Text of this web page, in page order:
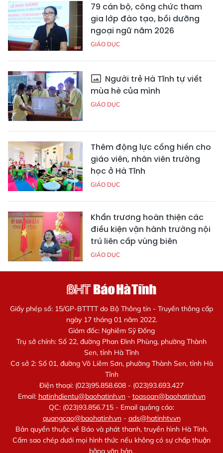
79 cán bộ, công chức tham
gia lớp đào tạo, bồi dưỡng
ngoại ngữ năm 2026
GIÁO DỤC
Người trẻ Hà Tĩnh tự viết
mùa hè của mình
GIÁO DỤC
Thêm động lực cống hiến cho
giáo viên, nhân viên trường
học ở Hà Tĩnh
GIÁO DỤC
Khẩn trương hoàn thiện các
điều kiện vận hành trường nội
trú liên cấp vùng biên
GIÁO DỤC
Giấy phép số: 15/GP-BTTTT do Bộ Thông tin - Truyền thông cấp
ngày 17 tháng 01 năm 2022.
Giám đốc: Nghiêm Sỹ Đống
Trụ sở chính: Số 22, đường Phan Đình Phùng, phường Thành
Sen, tỉnh Hà Tĩnh
Cơ sở 2: Số 01, đường Võ Liêm Sơn, phường Thành Sen, tỉnh Hà
Tĩnh
Điện thoại: (023)95.858.608 - (023)93.693.427
Email: hatinhdientu@baohatinh.vn- toasoan@baohatinh.vn
QC: (023)93.856.715 - Email quảng cáo:
quangcao@baohatinh.vn- ads@hatinhtv.vn
Bản quyền thuộc về Báo và phát thanh, truyền hình Hà Tĩnh.
Cấm sao chép dưới mọi hình thức nếu không có sự chấp thuận
bằng văn bản.